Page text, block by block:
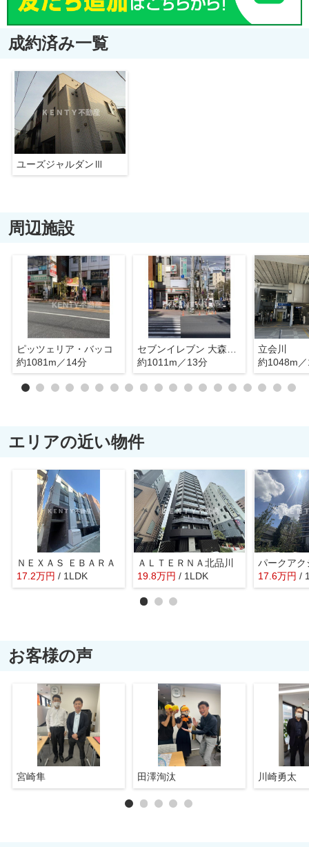
成約済み一覧
ユーズジャルダンⅢ
周辺施設
ピッツェリア・バッコ
約1081m／14分
約1011m／13分
立会川
約1048m
エリアの近い物件
ＮＥＸＡＳ ＥＢＡＲＡ
17.2万円 / 1LDK
ＡＬＴＥＲＮＡ北品川
19.8万円 / 1LDK 17.6万円 /
お客様の声
宮崎隼 田澤洵汰 川崎勇太